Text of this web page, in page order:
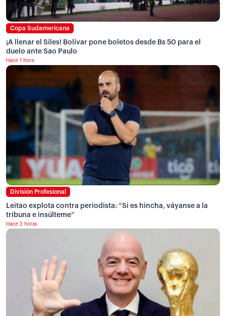
Copa Sudamericana
¡A llenar el Siles! Bolívar pone boletos desde Bs 50 para el
duelo ante Sao Paulo
Hace 1 hora
División Profesional
Leitao explota contra periodista: “Si es hincha, váyanse a la
tribuna e insúlteme”
Hace 2 horas